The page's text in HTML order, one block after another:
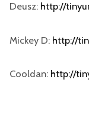
Deusz: http://
Mickey D: http://
Cooldan: http://